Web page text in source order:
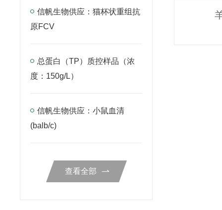
信帆生物供应：猫杯状重组抗
原FCV
总蛋白（TP）质控样品（浓
度：150g/L）
信帆生物供应：小鼠血清
(balb/c)
查看全部